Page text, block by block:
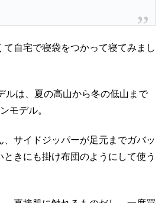
て自宅で寝袋をつかって寝てみまし
ルは、夏の高山から冬の低山まで
モデル。
サイドジッパーが足元までガバッ
ときにも掛け布団のようにして使う